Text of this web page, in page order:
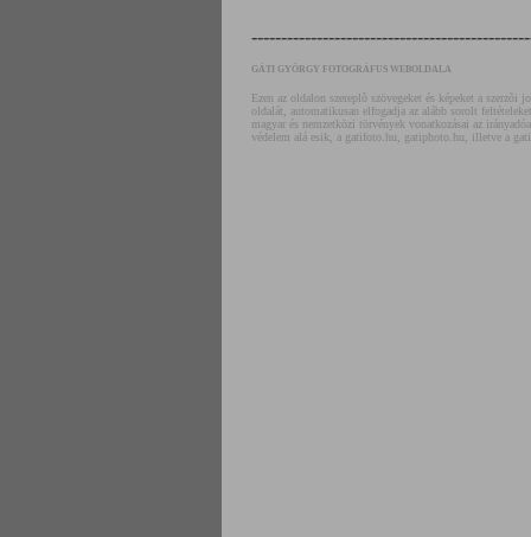
GÁTI GYÖRGY FOTOGRÁFUS WEBOLDALA
Ezen az oldalon szereplõ szövegeket és képeket a
oldalát, automatikusan elfogadja az alább sorolt
magyar és nemzetközi törvények vonatkozásai az
védelem alá esik, a gatifoto.hu, gatiphoto.hu, illetve a